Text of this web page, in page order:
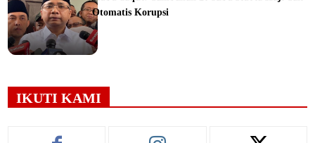
Otomatis Korupsi
IKUTI KAMI